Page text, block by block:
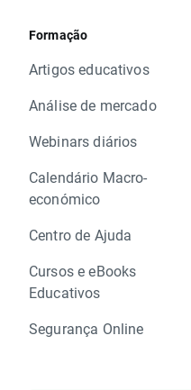
Formação
Artigos educativos
Análise de mercado
Webinars diários
Calendário Macro-
económico
Centro de Ajuda
Cursos e eBooks
Educativos
Segurança Online